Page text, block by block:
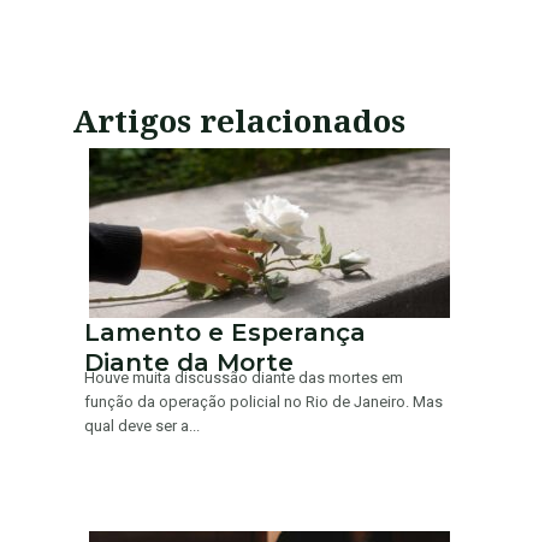
Artigos relacionados
Lamento e Esperança
Diante da Morte
Houve muita discussão diante das mortes em
função da operação policial no Rio de Janeiro. Mas
qual deve ser a...